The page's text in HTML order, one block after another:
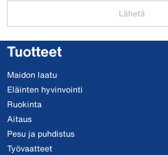
Lähetä
Tuotteet
Maidon laatu
Eläinten hyvinvointi
Ruokinta
Aitaus
Pesu ja puhdistus
Työvaatteet